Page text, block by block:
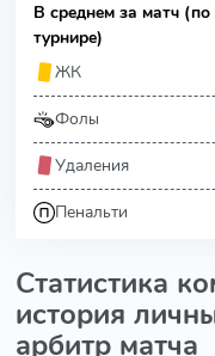
В среднем за матч
турнире)
ЖК
Фолы
Удаления
Пенальти
Статистика
история
арбитр матча